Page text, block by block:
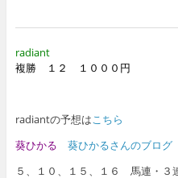
radiant
複勝 １２ １０００円
radiantの予想はこちら
葵ひかる
葵ひかるさんのブログ
５、１０、１５、１６ 馬連・